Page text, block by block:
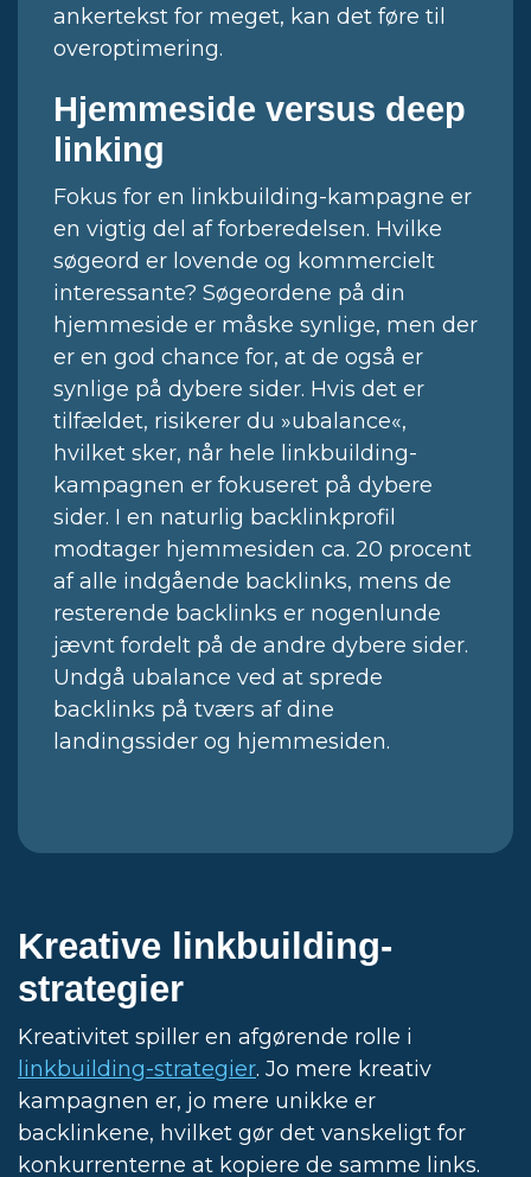
ankertekst for meget, kan det føre til
overoptimering.
Hjemmeside versus deep
linking
Fokus for en linkbuilding-kampagne er
en vigtig del af forberedelsen. Hvilke
søgeord er lovende og kommercielt
interessante? Søgeordene på din
hjemmeside er måske synlige, men der
er en god chance for, at de også er
synlige på dybere sider. Hvis det er
tilfældet, risikerer du »ubalance«,
hvilket sker, når hele linkbuilding-
kampagnen er fokuseret på dybere
sider. I en naturlig backlinkprofil
modtager hjemmesiden ca. 20 procent
af alle indgående backlinks, mens de
resterende backlinks er nogenlunde
jævnt fordelt på de andre dybere sider.
Undgå ubalance ved at sprede
backlinks på tværs af dine
landingssider og hjemmesiden.
Kreative linkbuilding-
strategier
Kreativitet spiller en afgørende rolle i
linkbuilding-strategier. Jo mere kreativ
kampagnen er, jo mere unikke er
backlinkene, hvilket gør det vanskeligt for
konkurrenterne at kopiere de samme links.